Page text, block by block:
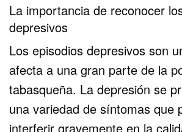
La importancia de reconocer
depresivos
Los episodios depresivos son
afecta a una gran parte de la
tabasqueña. La depresión se
una variedad de síntomas que
interferir gravemente en la